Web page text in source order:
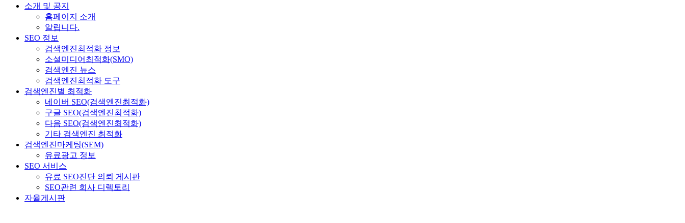
소개 및 공지
홈페이지 소개
알립니다.
SEO 정보
검색엔진최적화 정보
소셜미디어최적화(SMO)
검색엔진 뉴스
검색엔진최적화 도구
검색엔진별 최적화
네이버 SEO(검색엔진최적화)
구글 SEO(검색엔진최적화)
다음 SEO(검색엔진최적화)
기타 검색엔진 최적화
검색엔진마케팅(SEM)
유료광고 정보
SEO 서비스
유료 SEO진단 의뢰 게시판
SEO관련 회사 디렉토리
자율게시판